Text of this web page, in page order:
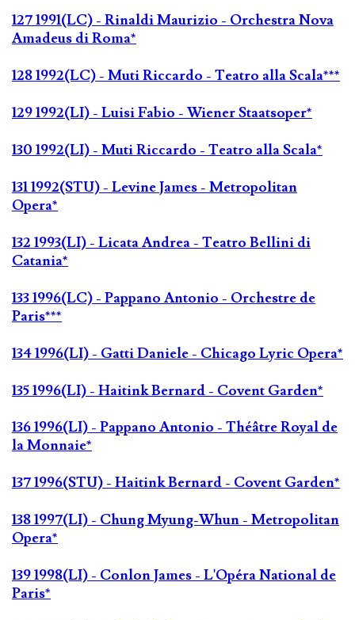
127 1991(LC) - Rinaldi Maurizio - Orchestra Nova
Amadeus di Roma*
128 1992(LC) - Muti Riccardo - Teatro alla Scala***
129 1992(LI) - Luisi Fabio - Wiener Staatsoper*
130 1992(LI) - Muti Riccardo - Teatro alla Scala*
131 1992(STU) - Levine James - Metropolitan
Opera*
132 1993(LI) - Licata Andrea - Teatro Bellini di
Catania*
133 1996(LC) - Pappano Antonio - Orchestre de
Paris***
134 1996(LI) - Gatti Daniele - Chicago Lyric Opera*
135 1996(LI) - Haitink Bernard - Covent Garden*
136 1996(LI) - Pappano Antonio - Théâtre Royal de
la Monnaie*
137 1996(STU) - Haitink Bernard - Covent Garden*
138 1997(LI) - Chung Myung-Whun - Metropolitan
Opera*
139 1998(LI) - Conlon James - L'Opéra National de
Paris*